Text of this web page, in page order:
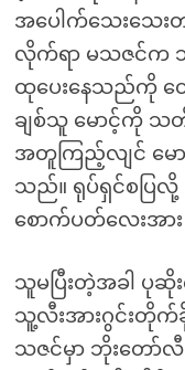
အပေါက်သေးသေး
လိုက်ရာ မသဇင်က
ထုပေးနေသည်ကို တွ
ချစ်သူ မောင့်ကို သ
အတူကြည့်လျင် မေ
သည်။ ရုပ်ရှင်စပြလို့
စောက်ပတ်လေးအ
သူမပြီးတဲ့အခါ ပုဆို
သူ့လီးအားဂွင်းတိုက်
သဇင်မှာ ဘိုးတော်လီ